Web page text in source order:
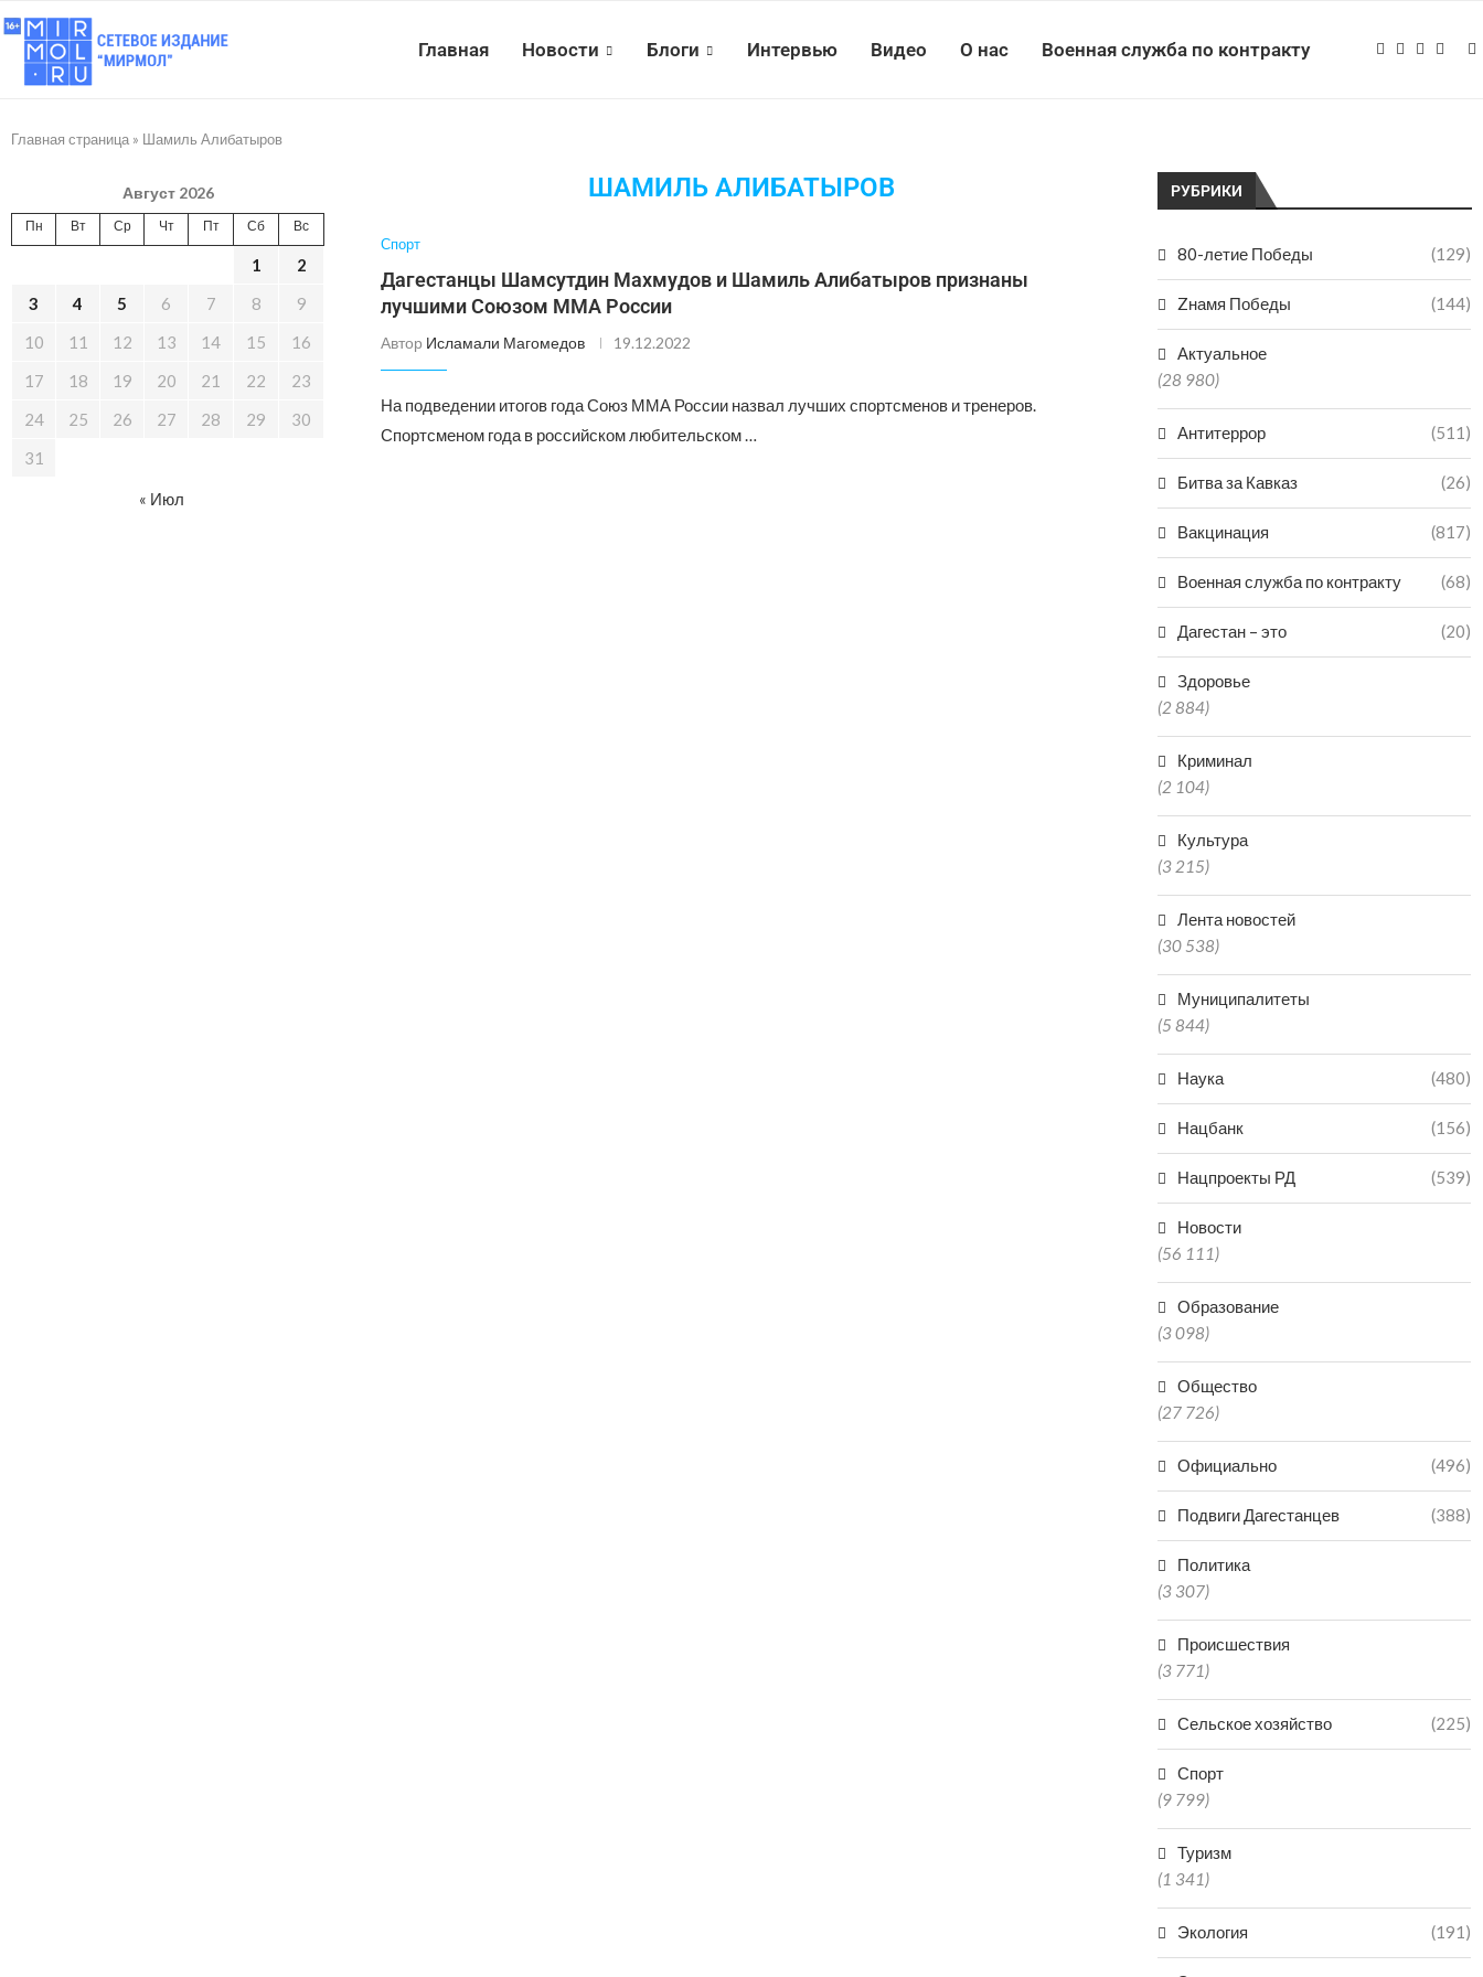
Главная Новости Блоги Интервью Видео О нас Военная служба по контракту
Главная страница » Шамиль Алибатыров
ШАМИЛЬ АЛИБАТЫРОВ
Спорт
Дагестанцы Шамсутдин Махмудов и Шамиль Алибатыров признаны
лучшими Союзом ММА России
Автор Исламали Магомедов 19.12.2022
На подведении итогов года Союз ММА России назвал лучших спортсменов и тренеров.
Спортсменом года в российском любительском …
РУБРИКИ
80-летие Победы (129)
Zнамя Победы (144)
Актуальное
(28 980)
Антитеррор (511)
Битва за Кавказ (26)
Вакцинация (817)
Военная служба по контракту (68)
Дагестан – это (20)
Здоровье
(2 884)
Криминал
(2 104)
Культура
(3 215)
Лента новостей
(30 538)
Муниципалитеты
(5 844)
Наука (480)
Нацбанк (156)
Нацпроекты РД (539)
Новости
(56 111)
Образование
(3 098)
Общество
(27 726)
Официально (496)
Подвиги Дагестанцев (388)
Политика
(3 307)
Происшествия
(3 771)
Сельское хозяйство (225)
Спорт
(9 799)
Туризм
(1 341)
Экология (191)
Август 2026
Пн Вт Ср Чт Пт Сб Вс
1
2
3
4 5 6 7 8
9
10
11 12 13 14 15
16
17
18 19 20 21 22
23
24
25 26 27 28 29
30
31
« Июл